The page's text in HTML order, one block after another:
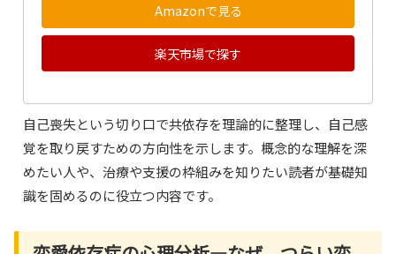
Amazonで見る
楽天市場で探す
自己喪失という切り口で共依存を理論的に整理し、自己感
覚を取り戻すための方向性を示します。概念的な理解を深
めたい人や、治療や支援の枠組みを知りたい読者が基礎知
識を固めるのに役立つ内容です。